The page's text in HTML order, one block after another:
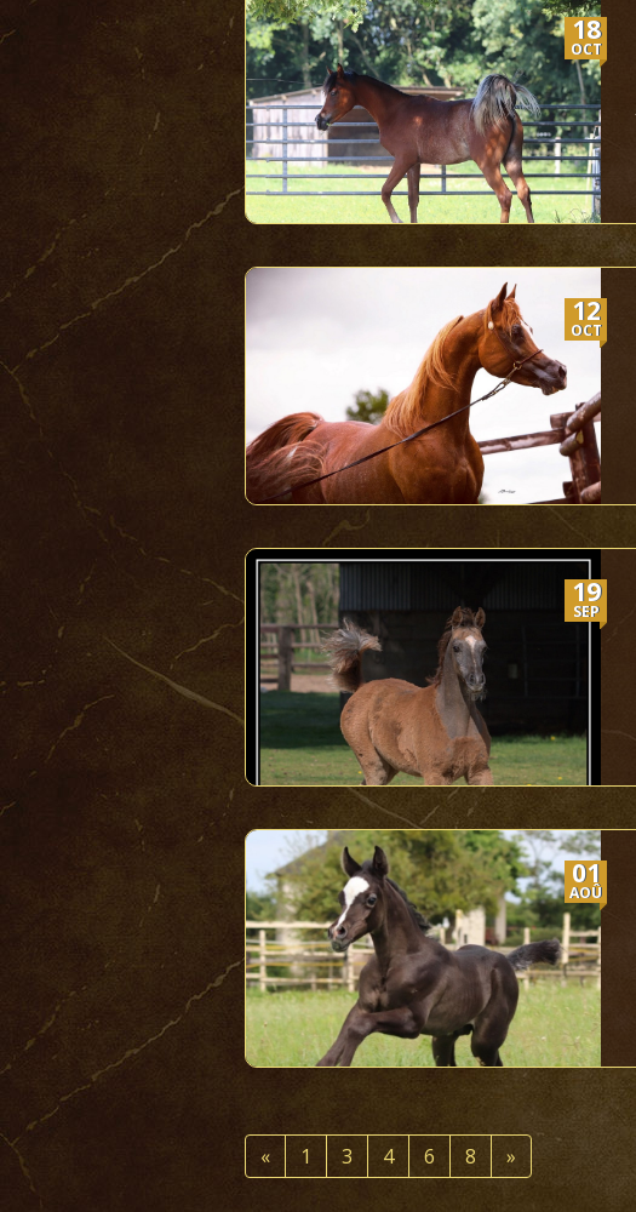
18
OCT
12
OCT
19
SEP
01
AOÛ
« 1 3 4 6 8 »